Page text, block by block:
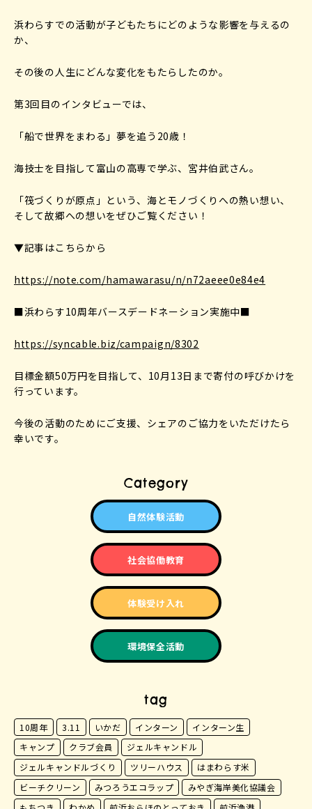
浜わらすでの活動が子どもたちにどのような影響を与えるの
か、
その後の人生にどんな変化をもたらしたのか。
第3回目のインタビューでは、
「船で世界をまわる」夢を追う20歳！
海技士を目指して富山の高専で学ぶ、宮井伯武さん。
「筏づくりが原点」という、海とモノづくりへの熱い想い、
そして故郷への想いをぜひご覧ください！
▼記事はこちらから
https://note.com/hamawarasu/n/n72aeee0e84e4
■浜わらす10周年バースデードネーション実施中■
https://syncable.biz/campaign/8302
目標金額50万円を目指して、10月13日まで寄付の呼びかけを
行っています。
今後の活動のためにご支援、シェアのご協力をいただけたら
幸いです。
Category
自然体験活動
社会協働教育
体験受け入れ
環境保全活動
tag
10周年 3.11 いかだ インターン
インターン生
キャンプ
クラブ会員
ジェルキャンドル
ジェルキャンドルづくり
ツリーハウス
はまわらす米
ビーチクリーン
みつろうエコラップ
みやぎ海岸美化協議会